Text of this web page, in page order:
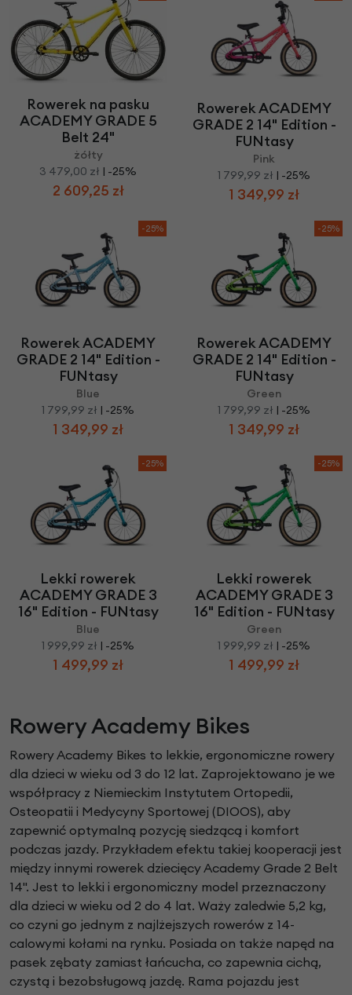
Rowerek na pasku
ACADEMY GRADE 5
Belt 24"
żółty
3 479,00 zł | -25%
2 609,25 zł
Rowerek ACADEMY
GRADE 2 14" Edition -
FUNtasy
Pink
1 799,99 zł | -25%
1 349,99 zł
-25%
Rowerek ACADEMY
GRADE 2 14" Edition -
FUNtasy
Blue
1 799,99 zł | -25%
1 349,99 zł
-25%
Rowerek ACADEMY
GRADE 2 14" Edition -
FUNtasy
Green
1 799,99 zł | -25%
1 349,99 zł
-25%
Lekki rowerek
ACADEMY GRADE 3
16" Edition - FUNtasy
Blue
1 999,99 zł | -25%
1 499,99 zł
-25%
Lekki rowerek
ACADEMY GRADE 3
16" Edition - FUNtasy
Green
1 999,99 zł | -25%
1 499,99 zł
Rowery Academy Bikes
Rowery Academy Bikes to lekkie, ergonomiczne rowery
dla dzieci w wieku od 3 do 12 lat. Zaprojektowano je we
współpracy z Niemieckim Instytutem Ortopedii,
Osteopatii i Medycyny Sportowej (DIOOS), aby
zapewnić optymalną pozycję siedzącą i komfort
podczas jazdy. Przykładem efektu takiej kooperacji jest
między innymi rowerek dziecięcy Academy Grade 2 Belt
14". Jest to lekki i ergonomiczny model przeznaczony
dla dzieci w wieku od 2 do 4 lat. Waży zaledwie 5,2 kg,
co czyni go jednym z najlżejszych rowerów z 14-
calowymi kołami na rynku. Posiada on także napęd na
pasek zębaty zamiast łańcucha, co zapewnia cichą,
czystą i bezobsługową jazdę. Rama pojazdu jest